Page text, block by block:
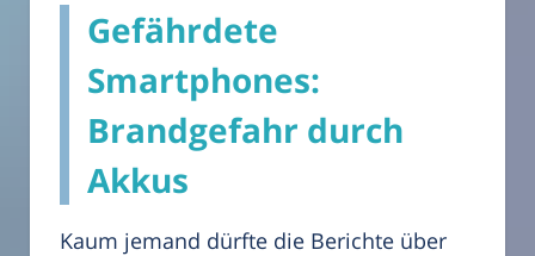
Gefährdete
Smartphones:
Brandgefahr durch
Akkus
Kaum jemand dürfte die Berichte über